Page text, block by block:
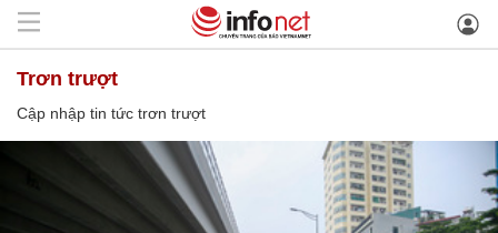
trơn trượt
Cập nhập tin tức trơn trượt